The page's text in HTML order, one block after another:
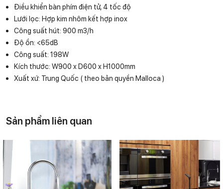
Điều khiển bàn phím điện tử, 4 tốc độ
Lưới lọc: Hợp kim nhôm kết hợp inox
Công suất hút: 900 m3/h
Độ ồn: <65dB
Công suất: 198W
Kích thước: W900 x D600 x H1000mm
Xuất xứ: Trung Quốc ( theo bản quyền Malloca )
Sản phẩm liên quan